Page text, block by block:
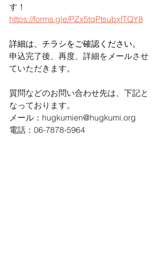
す！
https://forms.gle/PZx5tqPtsubxfTQY8
詳細は、チラシをご確認ください。
申込完了後、再度、詳細をメールさせ
ていただきます。
質問などのお問い合わせ先は、下記と
なっております。
メール：hugkumien@hugkumi.org
電話：06-7878-5964